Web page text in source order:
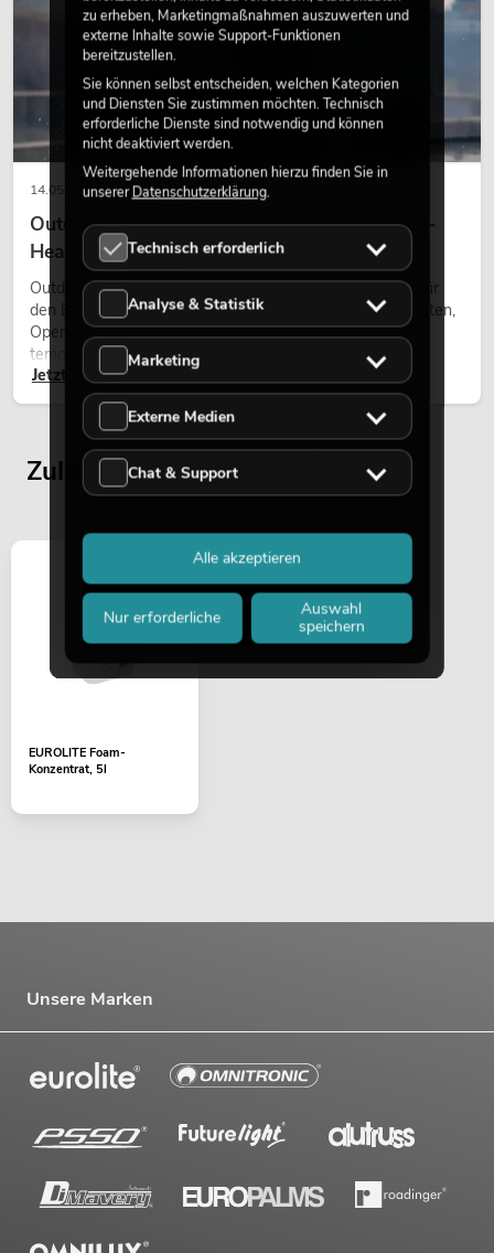
14.05.2026
Outdoor Moving-Heads: Wetterfeste Moving-
Heads bei Events
Outdoor Moving-Heads sind bewegliche Scheinwerfer für
den Einsatz im Freien. Sie werden bei Festivals, Stadtfesten,
Open-Air-Konzerten, Architekturinszenierungen und
temporären Außeninstallationen eingesetzt.
Jetzt lesen
Zuletzt angesehene Artikel
EUROLITE Foam-
Konzentrat, 5l
Unsere Marken
zu erheben, Marketingmaßnahmen auszuwerten und
externe Inhalte sowie Support-Funktionen
bereitzustellen.
Sie können selbst entscheiden, welchen Kategorien
und Diensten Sie zustimmen möchten. Technisch
erforderliche Dienste sind notwendig und können
nicht deaktiviert werden.
Weitergehende Informationen hierzu finden Sie in
unsererDatenschutzerklärung.
Technisch erforderlich
Analyse & Statistik
Marketing
Externe Medien
Chat & Support
Nur erforderliche
Auswahl
speichern
Alle akzeptieren